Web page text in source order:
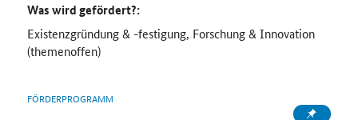
Was wird gefördert?:
Existenzgründung & -festigung, Forschung & Innovation
(themenoffen)
FÖRDERPROGRAMM